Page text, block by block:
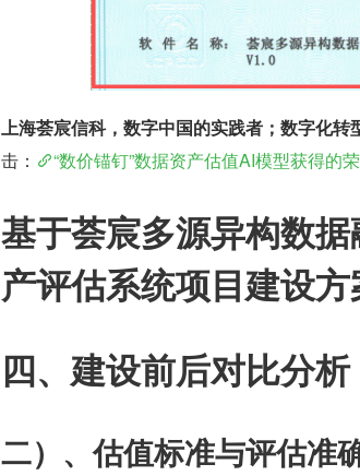
上海荟宸信科，数字中国的实践者；数字化转
击：
“数价锚钉”数据资产估值AI模型获得的
基于荟宸多源异构数
产评估系统项目建设
四、建设前后对比分析
二）、估值标准与评估准